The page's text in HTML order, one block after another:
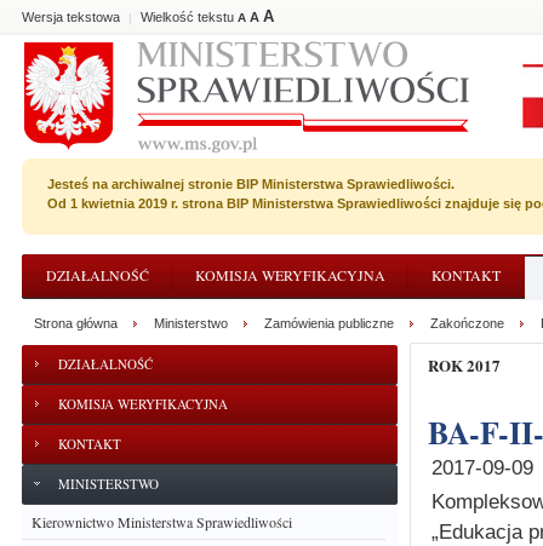
Wersja tekstowa | Wielkość tekstu A A A
Jesteś na archiwalnej stronie BIP Ministerstwa Sprawiedliwości.
Od 1 kwietnia 2019 r. strona BIP Ministerstwa Sprawiedliwości znajduje się
DZIAŁALNOŚĆ KOMISJA WERYFIKACYJNA KONTAKT
DZIAŁALNOŚĆ
KOMISJA WERYFIKACYJNA
KONTAKT
MINISTERSTWO
Kierownictwo Ministerstwa Sprawiedliwości
Strona główna Ministerstwo Zamówienia publiczne Zakończone
ROK 2017
BA-F-
2017-09-09
„Edukacja